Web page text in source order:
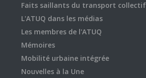
Faits saillants du transport collectif
L'ATUQ dans les médias
Les membres de l'ATUQ
Mémoires
Mobilité urbaine intégrée
Nouvelles à la Une